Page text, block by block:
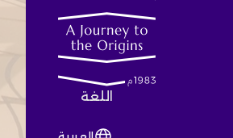
اللغة